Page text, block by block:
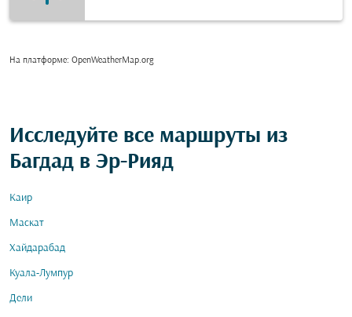
На платформе: OpenWeatherMap.org
Исследуйте все маршруты из
Багдад в Эр-Рияд
Каир
Маскат
Хайдарабад
Куала-Лумпур
Дели